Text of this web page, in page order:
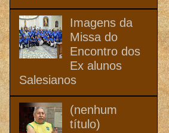
Imagens da
Missa do
Encontro dos
Ex alunos
Salesianos
(nenhum
título)